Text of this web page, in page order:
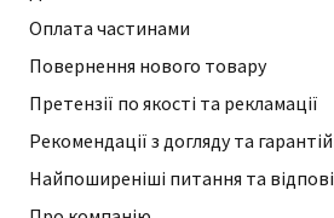
Оплата частинами
Повернення нового товару
Претензії по якості та рекламації
Рекомендації з догляду та
Найпоширеніші питання та